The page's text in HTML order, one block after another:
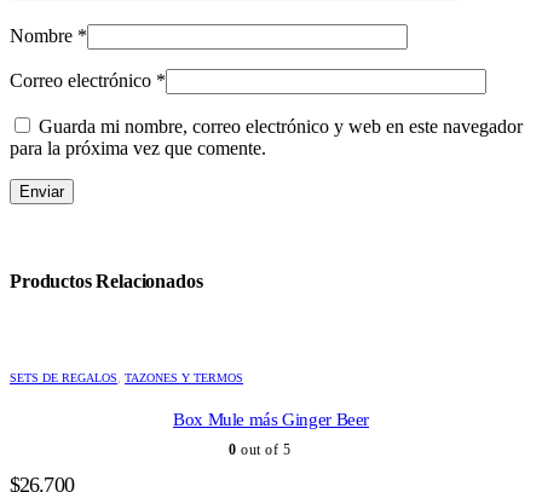
Nombre *
Correo electrónico *
Guarda mi nombre, correo electrónico y web en este navegador
para la próxima vez que comente.
Productos Relacionados
SETS DE REGALOS, TAZONES Y TERMOS
Box Mule más Ginger Beer
0 out of 5
$26.700